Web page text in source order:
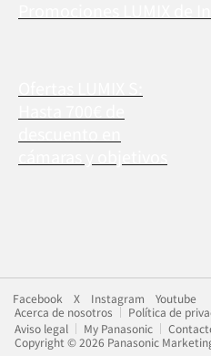
Facebook X Instagram
Youtube
Acerca de nosotros
Política de
Aviso legal
My Panasonic
Copyright © 2026 Panasonic